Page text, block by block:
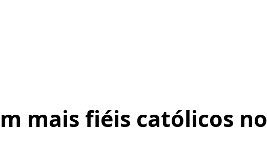
mais fiéis católicos no